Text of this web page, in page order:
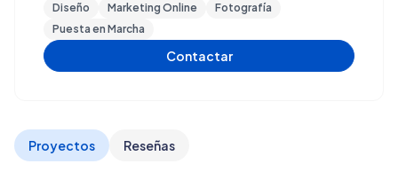
Diseño Marketing Online
Fotografía
Puesta en Marcha
Contactar
Proyectos Reseñas